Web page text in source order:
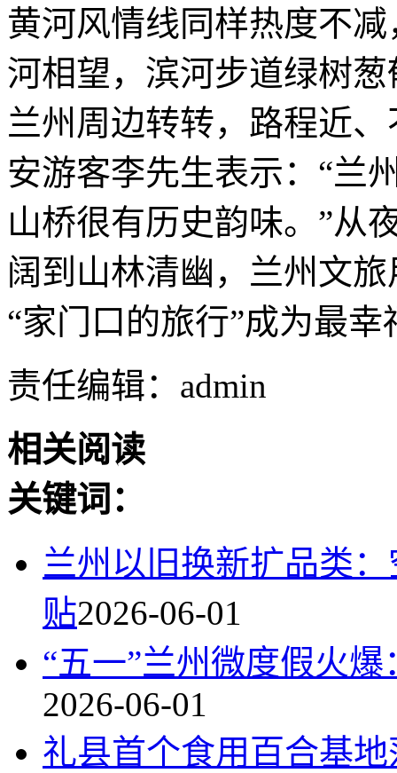
黄河风情线同样热度不
河相望，滨河步道绿树
兰州周边转转，路程近
安游客李先生表示：“兰
山桥很有历史韵味。”从
阔到山林清幽，兰州文
“家门口的旅行”成为最幸
责任编辑：admin
相关阅读
关键词：
兰州以旧换新扩品类
贴2026-06-01
“五一”兰州微度假火
2026-06-01
礼县首个食用百合基